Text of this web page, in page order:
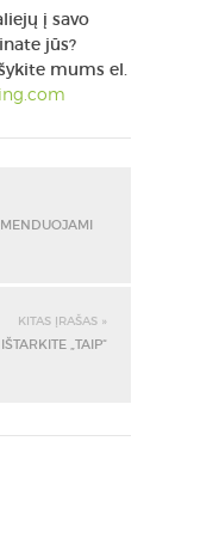
į savo
jūs?
mums el.
KITAS ĮRAŠAS »
„TAIP“